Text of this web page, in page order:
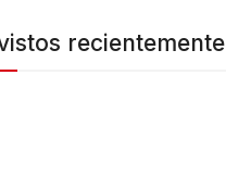
recientemente